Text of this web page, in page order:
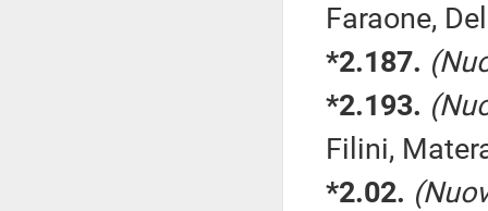
Faraone,
*2.187.
*2.193.
Filini,
*2.02.